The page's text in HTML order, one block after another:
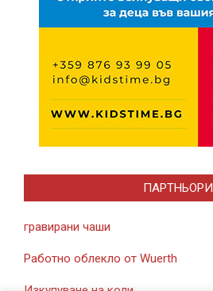
ПАРТНЬОРИ
гравирани чаши
Работно облекло от Wuerth